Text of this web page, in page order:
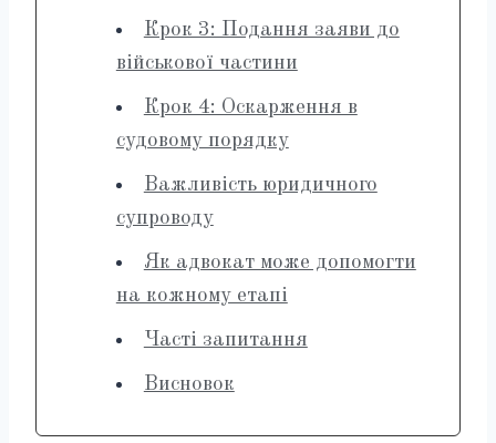
Крок 3: Подання заяви до
військової частини
Крок 4: Оскарження в
судовому порядку
Важливість юридичного
супроводу
Як адвокат може допомогти
на кожному етапі
Часті запитання
Висновок